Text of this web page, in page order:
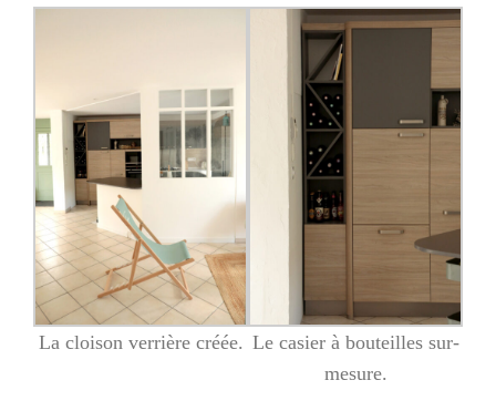
La cloison verrière créée. Le casier à bouteilles sur-
mesure.